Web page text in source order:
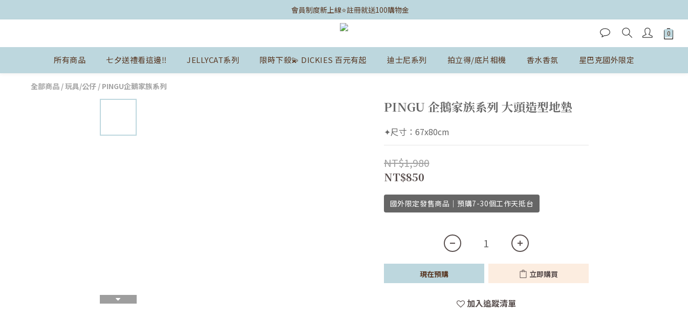
	會員制度新上線⭐️註冊就送100購物金
所有商品 七夕送禮看這邊‼️ JELLYCAT系列 限時下殺💫 DICKIES 百元有起 迪士尼系列 拍立得/底片相機 香水香氛 星巴克國外限定
全部商品 /玩具/公仔 / PINGU企鵝家族系列
PINGU 企鵝家族系列 大頭造型地墊
✦尺寸：67x80cm
NT$1,980
NT$850
國外限定發售商品｜預購7-30個工作天抵台
現在預購 立即購買
加入追蹤清單